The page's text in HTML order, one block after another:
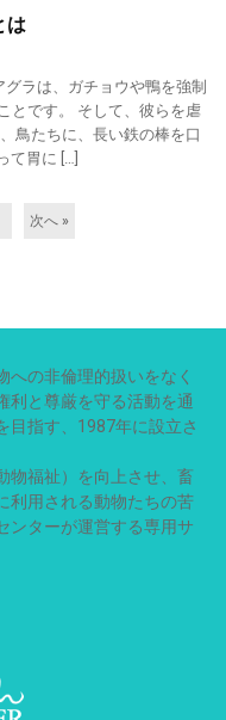
は
ラは、ガチョウや鴨を強制
とです。 そして、彼らを虐
鳥たちに、長い鉄の棒を口
て胃に […]
次へ »
への非倫理的扱いをなく
利と尊厳を守る活動を通
目指す、1987年に設立さ
物福祉）を向上させ、畜
利用される動物たちの苦
ンターが運営する専用サ